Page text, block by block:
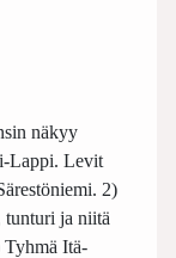
näkyy
Lappi. Levit
2)
tunturi ja niitä
Tyhmä Itä-